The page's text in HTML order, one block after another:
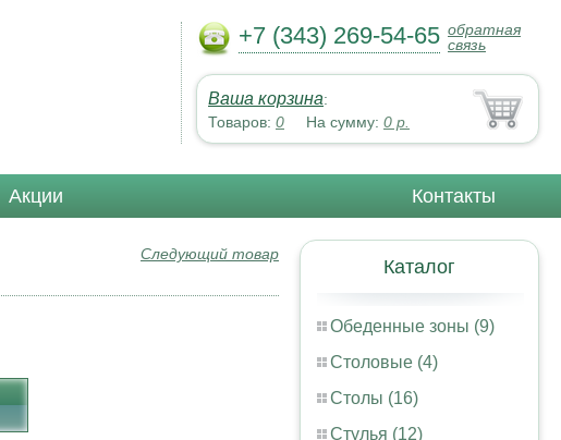
+7 (343) 269-54-65 обратная
связь
Ваша корзина:
Товаров: 0 На сумму: 0 р.
Акции Контакты
Каталог
Обеденные зоны (9)
Столовые (4)
Столы (16)
Стулья (12)
Следующий товар